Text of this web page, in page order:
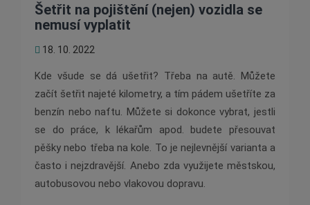
Šetřit na pojištění (nejen) vozidla se
nemusí vyplatit
18. 10. 2022
Kde všude se dá ušetřit? Třeba na autě. Můžete
začít šetřit najeté kilometry, a tím pádem ušetříte za
benzín nebo naftu. Můžete si dokonce vybrat, jestli
se do práce, k lékařům apod. budete přesouvat
pěšky nebo třeba na kole. To je nejlevnější varianta a
často i nejzdravější. Anebo zda využijete městskou,
autobusovou nebo vlakovou dopravu.